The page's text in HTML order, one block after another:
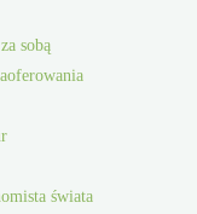
sobą
świata